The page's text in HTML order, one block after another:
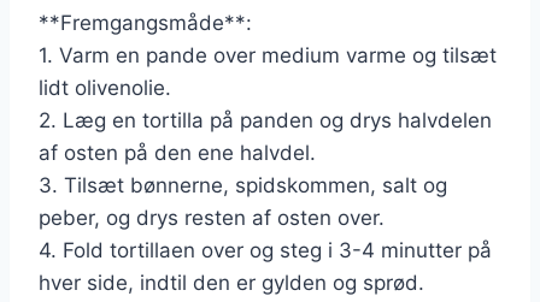
**Fremgangsmåde**:
1. Varm en pande over medium varme og tilsæt
lidt olivenolie.
2. Læg en tortilla på panden og drys halvdelen
af osten på den ene halvdel.
3. Tilsæt bønnerne, spidskommen, salt og
peber, og drys resten af osten over.
4. Fold tortillaen over og steg i 3-4 minutter på
hver side, indtil den er gylden og sprød.